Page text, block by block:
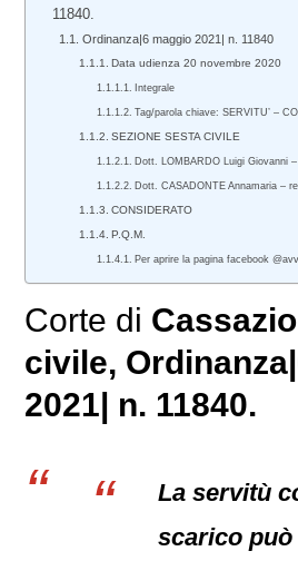
11840.
Ordinanza|6 maggio 2021| n. 11840
Data udienza 20 novembre 2020
Integrale
Tag/parola chiave: SERVITU’ –
SEZIONE SESTA CIVILE
Dott. LOMBARDO Luigi Giovanni
Dott. CASADONTE Annamaria –
CONSIDERATO
P.Q.M.
Per aprire la pagina facebook
Corte di
civile,
2021| n. 11840.
La servitù
scarico può